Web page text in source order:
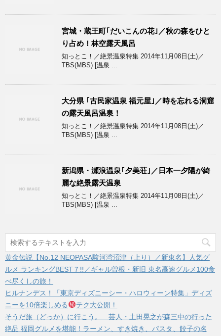
宮城・蔵王町｢だいこんの花｣／秋の森をひと
り占め！林空露天風呂
知っとこ！／絶景温泉特集 2014年11月08日(土)／
TBS(MBS) [温泉 ...
大分県 ｢古民家温泉 福元屋｣／時を忘れる洞窟
の露天風呂温泉！
知っとこ！／絶景温泉特集 2014年11月08日(土)／
TBS(MBS) [温泉 ...
新潟県・瀬浪温泉｢夕美荘｣／日本一夕陽が綺
麗な絶景露天温泉
知っとこ！／絶景温泉特集 2014年11月08日(土)／
TBS(MBS) [温泉 ...
黄金伝説【No.12 NEOPASA駿河湾沼津（上り）／新東名】人気グ
ルメ ランキングBEST７!!／ギャル曽根・新旧 東名高速グルメ100食
べ尽くしの旅！
ヒルナンデス！「東京ディズニーシー・ハロウィーン特集」ディズ
ニーを10倍楽しめる
テク大公開！
そうだ旅（どっか）に行こう。 芸人・土田晃之が森三中の行った
絶品 福岡グルメを堪能！ラーメン、すき焼き、パスタ、餃子の名